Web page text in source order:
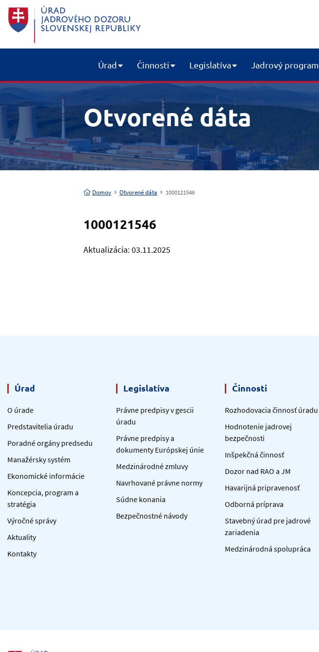
Úrad Činnosti Legislatíva Jadrový program
Otvorené dáta
Domov Otvorené dáta 1000121546
1000121546
Aktualizácia: 03.11.2025
Úrad
O úrade
Predstavitelia úradu
Poradné orgány predsedu
Manažérsky systém
Ekonomické informácie
Koncepcia, program a
stratégia
Výročné správy
Aktuality
Kontakty
Legislatíva
Právne predpisy v gescii
úradu
Právne predpisy a
dokumenty Európskej únie
Medzinárodné zmluvy
Navrhované právne normy
Súdne konania
Bezpečnostné návody
Činnosti
Rozhodovacia činnosť úradu
Hodnotenie jadrovej
bezpečnosti
Inšpekčná činnosť
Dozor nad RAO a JM
Havarijná pripravenosť
Odborná príprava
Stavebný úrad pre jadrové
zariadenia
Medzinárodná spolupráca